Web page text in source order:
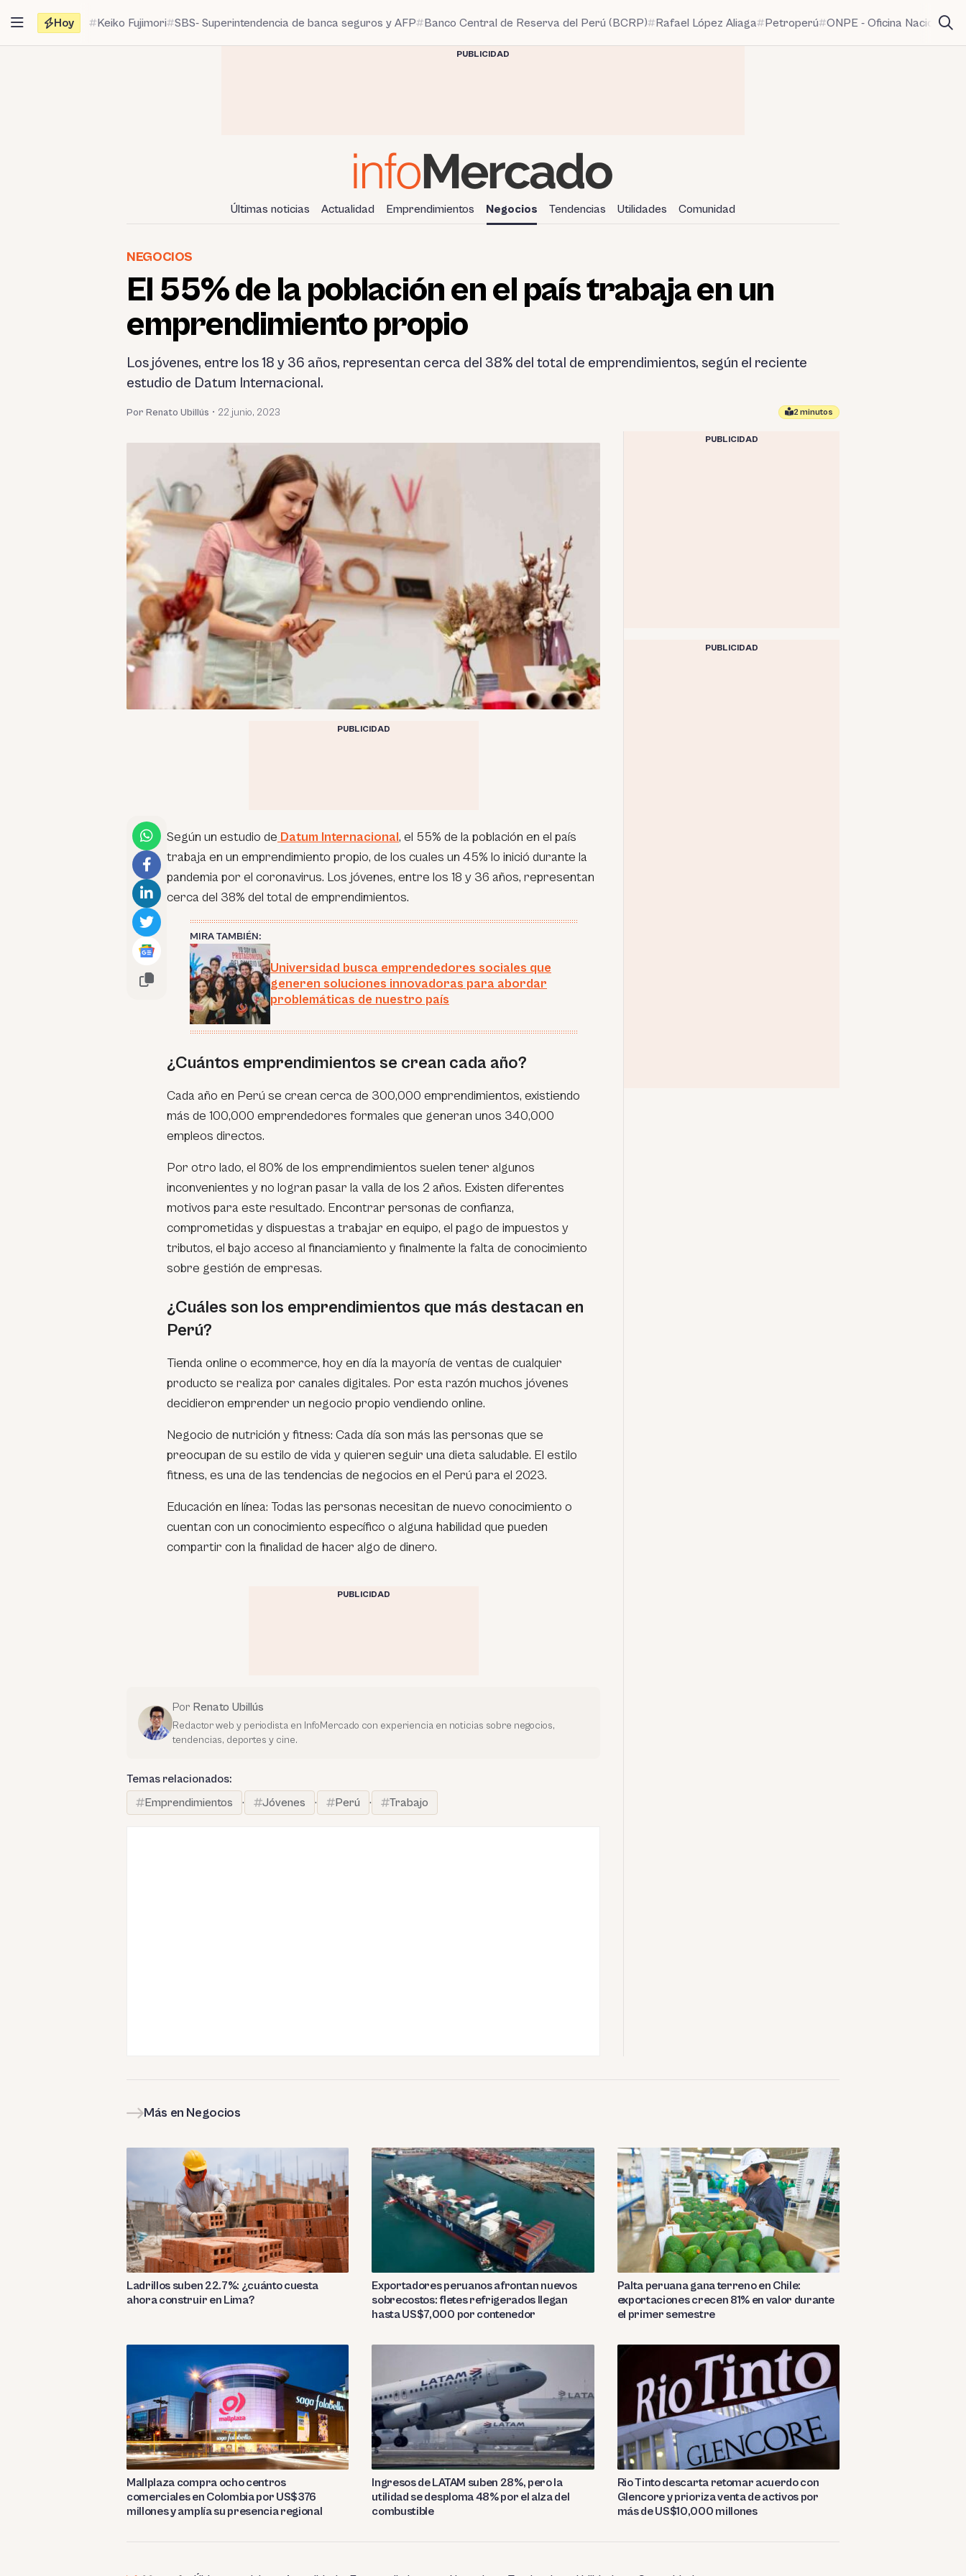
contenido
Hoy Keiko Fujimori SBS- Superintendencia de banca seguros y AFP Banco Central de Reserva del Perú (BCRP) Rafael López Aliaga Petroperú ONPE - Oficina Nacional
PUBLICIDAD
Últimas noticias Actualidad Emprendimientos Negocios Tendencias Utilidades Comunidad
NEGOCIOS
El 55% de la población en el país trabaja en un
emprendimiento propio
Los jóvenes, entre los 18 y 36 años, representan cerca del 38% del total de emprendimientos, según el reciente
estudio de Datum Internacional.
Por Renato Ubillús • 22 junio, 2023 2 minutos
PUBLICIDAD
Según un estudio de Datum Internacional, el 55% de la población en el país
trabaja en un emprendimiento propio, de los cuales un 45% lo inició durante la
pandemia por el coronavirus. Los jóvenes, entre los 18 y 36 años, representan
cerca del 38% del total de emprendimientos.
MIRA TAMBIÉN:
Universidad busca emprendedores sociales que
generen soluciones innovadoras para abordar
problemáticas de nuestro país
¿Cuántos emprendimientos se crean cada año?
Cada año en Perú se crean cerca de 300,000 emprendimientos, existiendo
más de 100,000 emprendedores formales que generan unos 340,000
empleos directos.
Por otro lado, el 80% de los emprendimientos suelen tener algunos
inconvenientes y no logran pasar la valla de los 2 años. Existen diferentes
motivos para este resultado. Encontrar personas de confianza,
comprometidas y dispuestas a trabajar en equipo, el pago de impuestos y
tributos, el bajo acceso al financiamiento y finalmente la falta de conocimiento
sobre gestión de empresas.
¿Cuáles son los emprendimientos que más destacan en
Perú?
Tienda online o ecommerce, hoy en día la mayoría de ventas de cualquier
producto se realiza por canales digitales. Por esta razón muchos jóvenes
decidieron emprender un negocio propio vendiendo online.
Negocio de nutrición y fitness: Cada día son más las personas que se
preocupan de su estilo de vida y quieren seguir una dieta saludable. El estilo
fitness, es una de las tendencias de negocios en el Perú para el 2023.
Educación en línea: Todas las personas necesitan de nuevo conocimiento o
cuentan con un conocimiento específico o alguna habilidad que pueden
compartir con la finalidad de hacer algo de dinero.
PUBLICIDAD
Por Renato Ubillús
Redactor web y periodista en InfoMercado con experiencia en noticias sobre negocios,
tendencias, deportes y cine.
Temas relacionados:
Emprendimientos
· Jóvenes · Perú · Trabajo
PUBLICIDAD
PUBLICIDAD
Más en Negocios
Ladrillos suben 22.7%: ¿cuánto cuesta
ahora construir en Lima?
Exportadores peruanos afrontan nuevos
sobrecostos: fletes refrigerados llegan
hasta US$7,000 por contenedor
Palta peruana gana terreno en Chile:
exportaciones crecen 81% en valor durante
el primer semestre
Mallplaza compra ocho centros
comerciales en Colombia por US$376
millones y amplía su presencia regional
Ingresos de LATAM suben 28%, pero la
utilidad se desploma 48% por el alza del
combustible
Rio Tinto descarta retomar acuerdo con
Glencore y prioriza venta de activos por
más de US$10,000 millones